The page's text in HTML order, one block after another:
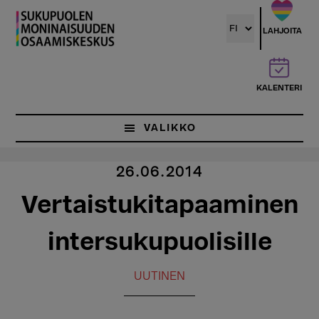
Hyppää
pääsisältöön
LAHJOITA
KALENTERI
VALIKKO
26.06.2014
Vertaistukitapaaminen
intersukupuolisille
UUTINEN